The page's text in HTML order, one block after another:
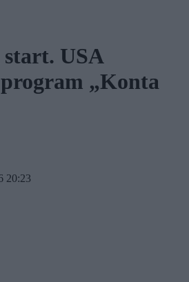
start. USA
„Konta
20:23